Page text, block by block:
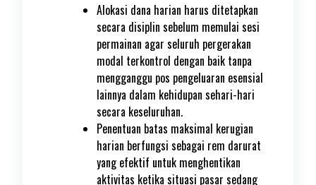
Alokasi dana harian harus ditetapkan
secara disiplin sebelum memulai sesi
permainan agar seluruh pergerakan
modal terkontrol dengan baik tanpa
mengganggu pos pengeluaran esensial
lainnya dalam kehidupan sehari-hari
secara keseluruhan.
Penentuan batas maksimal kerugian
harian berfungsi sebagai rem darurat
yang efektif untuk menghentikan
aktivitas ketika situasi pasar sedang